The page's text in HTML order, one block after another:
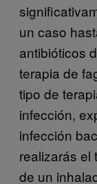
un caso
antibióticos
terapia de
tipo de
infección,
infección
realizarás el
de un